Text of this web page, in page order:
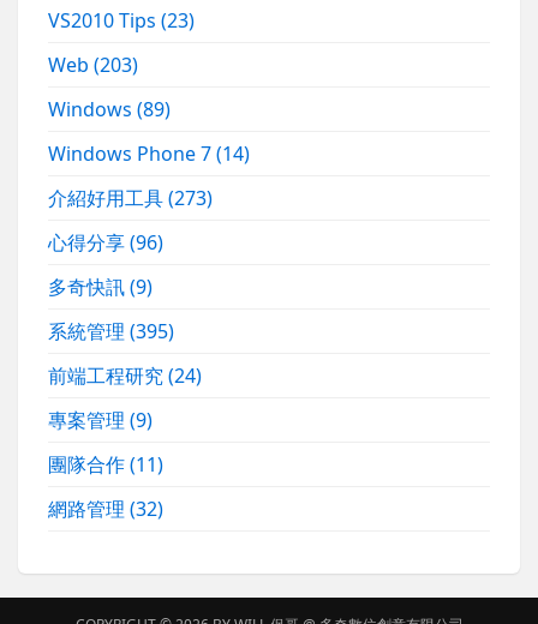
VS2010 Tips(23)
Web(203)
Windows(89)
Windows Phone 7(14)
介紹好用工具(273)
心得分享(96)
多奇快訊(9)
系統管理(395)
前端工程研究(24)
專案管理(9)
團隊合作(11)
網路管理(32)